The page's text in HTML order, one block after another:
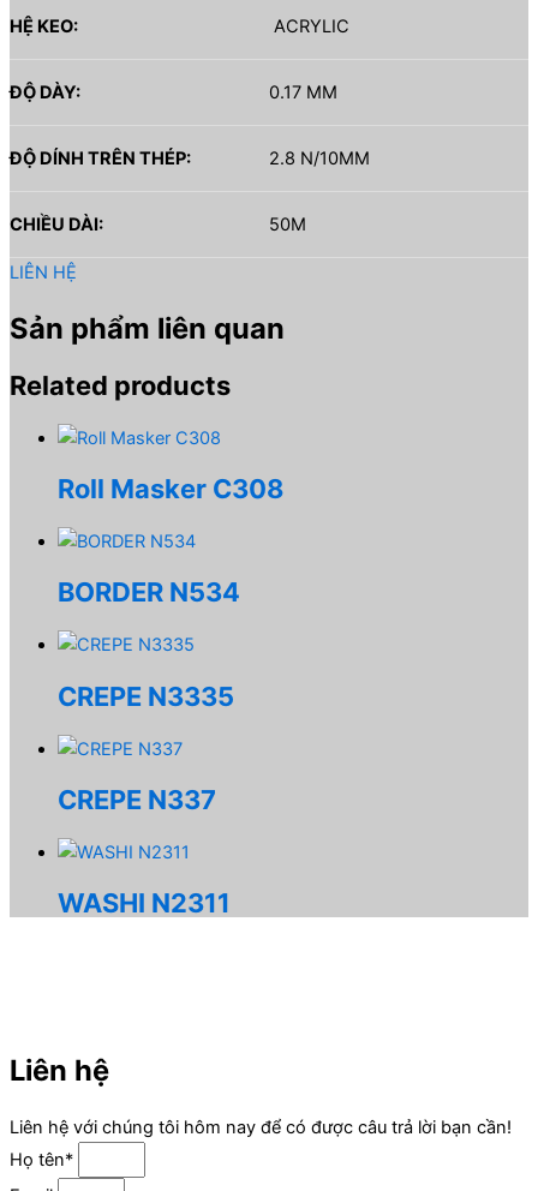
HỆ KEO: ACRYLIC
ĐỘ DÀY: 0.17 MM
ĐỘ DÍNH TRÊN THÉP: 2.8 N/10MM
CHIỀU DÀI: 50M
LIÊN HỆ
Sản phẩm liên quan
Related products
Roll Masker C308
BORDER N534
CREPE N3335
CREPE N337
WASHI N2311
Liên hệ
Liên hệ với chúng tôi hôm nay để có được câu trả lời bạn cần!
Họ tên*